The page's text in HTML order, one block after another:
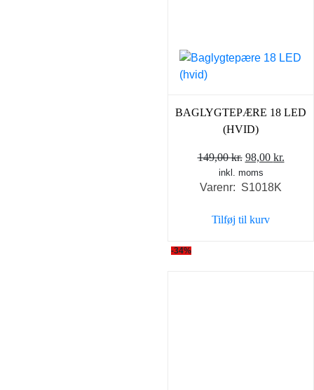
BAGLYGTEPÆRE 18 LED
(HVID)
149,00kr. Den
oprindelige
pris
149,00 kr..
98,00 kr.
inkl. moms
Varenr: S1018K
Tilføj til kurv
-34%